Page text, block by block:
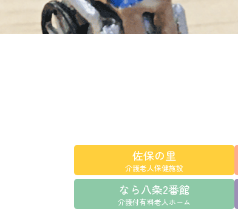
佐保の里
介護老人保健施設
なら八条2番館
介護付有料老人ホーム